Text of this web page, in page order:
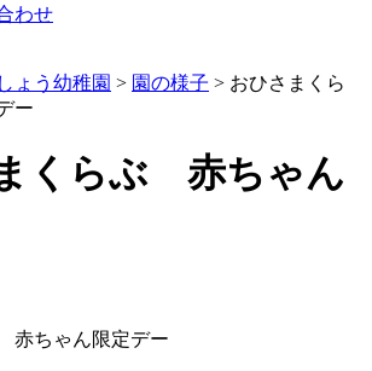
わせ
ょう幼稚園 > 園の様子 > おひさまくら
ー
くらぶ 赤ちゃん